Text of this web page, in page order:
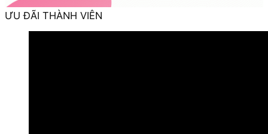
ƯU ĐÃI THÀNH VIÊN